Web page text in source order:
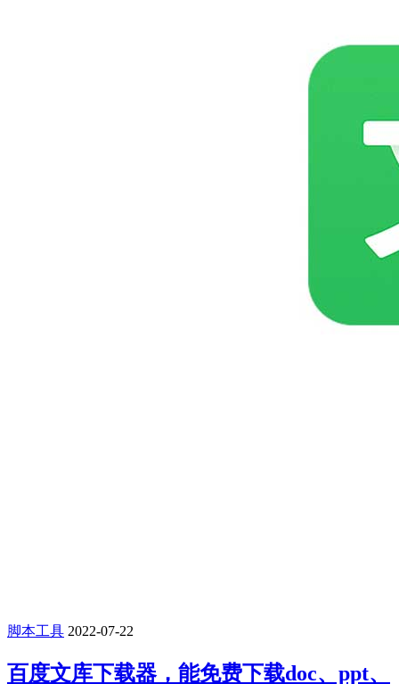
脚本工具 2022-07-22
百度文库下载器，能免费下载doc、ppt、